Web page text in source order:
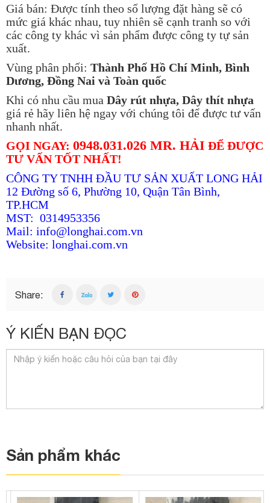
Giá bán: Được tính theo số lượng đặt hàng sẽ có
mức giá khác nhau, tuy nhiên sẽ cạnh tranh so với
các công ty khác vì sản phẩm được công ty tự sản
xuất.
Vùng phân phối: Thành Phố Hồ Chí Minh, Bình
Dương, Đồng Nai và Toàn quốc
Khi có nhu cầu mua Dây rút nhựa, Dây thít nhựa
giá rẻ hãy liên hệ ngay với chúng tôi để được tư vấn
nhanh nhất.
GỌI NGAY: 0948.031.026 MR. HẢI ĐỂ ĐƯỢC
TƯ VẤN TỐT NHẤT!
CÔNG TY TNHH ĐẦU TƯ SẢN XUẤT LONG HẢI
12 Đường số 6, Phường 10, Quận Tân Bình,
TP.HCM
MST: 0314953356
Mail: info@longhai.com.vn
Website: longhai.com.vn
Share:
Ý KIẾN BẠN ĐỌC
Sản phẩm khác